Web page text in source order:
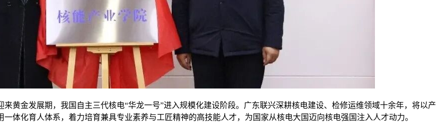
黄金发展期，我国自主三代核电“华龙一号”进入规模化建设阶段。广东联兴深耕核电建设、检修运维领域十余年，将以产
体化育人体系，着力培育兼具专业素养与工匠精神的高技能人才，为国家从核电大国迈向核电强国注入人才动力。